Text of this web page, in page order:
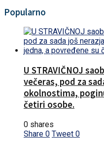
Popularno
U STRAVIČNOJ
večeras, pod za
okolnostima,
četiri osobe.
0 shares
Share 0 Tweet 0